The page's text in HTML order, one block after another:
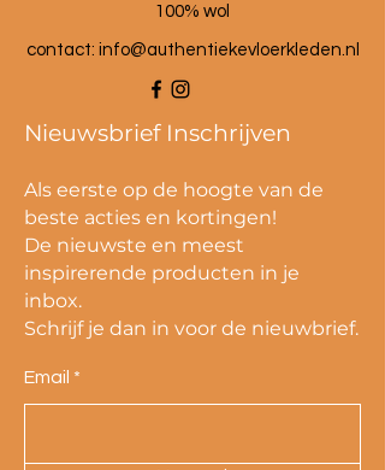
100% wol
contact: info@authentiekevloerkleden.nl
Nieuwsbrief Inschrijven
Als eerste op de hoogte van de
beste acties en kortingen!
De nieuwste en meest
inspirerende producten in je
inbox.
Schrijf je dan in voor de nieuwbrief.
Email